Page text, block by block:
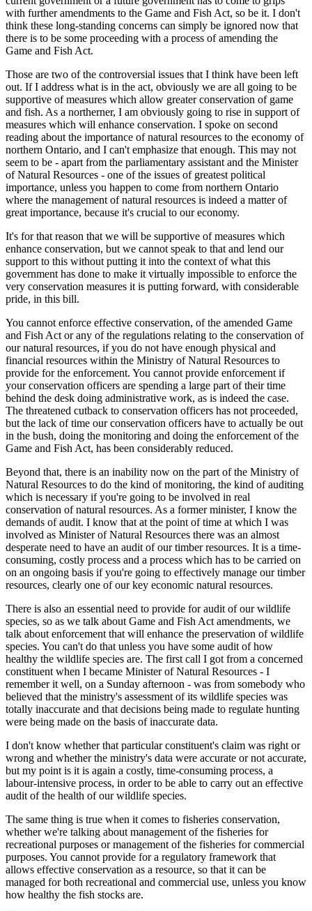
with further amendments to the Game and Fish Act, so be it. I don't
think these long-standing concerns can simply be ignored now that
there is to be some proceeding with a process of amending the
Game and Fish Act.
Those are two of the controversial issues that I think have been left
out. If I address what is in the act, obviously we are all going to be
supportive of measures which allow greater conservation of game
and fish. As a northerner, I am obviously going to rise in support of
measures which will enhance conservation. I spoke on second
reading about the importance of natural resources to the economy of
northern Ontario, and I can't emphasize that enough. This may not
seem to be - apart from the parliamentary assistant and the Minister
of Natural Resources - one of the issues of greatest political
importance, unless you happen to come from northern Ontario
where the management of natural resources is indeed a matter of
great importance, because it's crucial to our economy.
It's for that reason that we will be supportive of measures which
enhance conservation, but we cannot speak to that and lend our
support to this without putting it into the context of what this
government has done to make it virtually impossible to enforce the
very conservation measures it is putting forward, with considerable
pride, in this bill.
You cannot enforce effective conservation, of the amended Game
and Fish Act or any of the regulations relating to the conservation of
our natural resources, if you do not have enough physical and
financial resources within the Ministry of Natural Resources to
provide for the enforcement. You cannot provide enforcement if
your conservation officers are spending a large part of their time
behind the desk doing administrative work, as is indeed the case.
The threatened cutback to conservation officers has not proceeded,
but the lack of time our conservation officers have to actually be out
in the bush, doing the monitoring and doing the enforcement of the
Game and Fish Act, has been considerably reduced.
Beyond that, there is an inability now on the part of the Ministry of
Natural Resources to do the kind of monitoring, the kind of auditing
which is necessary if you're going to be involved in real
conservation of natural resources. As a former minister, I know the
demands of audit. I know that at the point of time at which I was
involved as Minister of Natural Resources there was an almost
desperate need to have an audit of our timber resources. It is a time-
consuming, costly process and a process which has to be carried on
on an ongoing basis if you're going to effectively manage our timber
resources, clearly one of our key economic natural resources.
There is also an essential need to provide for audit of our wildlife
species, so as we talk about Game and Fish Act amendments, we
talk about enforcement that will enhance the preservation of wildlife
species. You can't do that unless you have some audit of how
healthy the wildlife species are. The first call I got from a concerned
constituent when I became Minister of Natural Resources - I
remember it well, on a Sunday afternoon - was from somebody who
believed that the ministry's assessment of its wildlife species was
totally inaccurate and that decisions being made to regulate hunting
were being made on the basis of inaccurate data.
I don't know whether that particular constituent's claim was right or
wrong and whether the ministry's data were accurate or not accurate,
but my point is it is again a costly, time-consuming process, a
labour-intensive process, in order to be able to carry out an effective
audit of the health of our wildlife species.
The same thing is true when it comes to fisheries conservation,
whether we're talking about management of the fisheries for
recreational purposes or management of the fisheries for commercial
purposes. You cannot provide for a regulatory framework that
allows effective conservation as a resource, so that it can be
managed for both recreational and commercial use, unless you know
how healthy the fish stocks are.